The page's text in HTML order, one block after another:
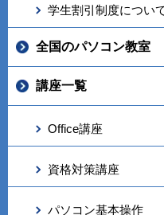
学生割引制度につい
全国のパソコン教室
講座一覧
Office講座
資格対策講座
パソコン基本操作